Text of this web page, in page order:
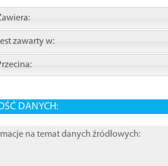
zawarty w:
DANYCH:
na temat danych źródłowych: